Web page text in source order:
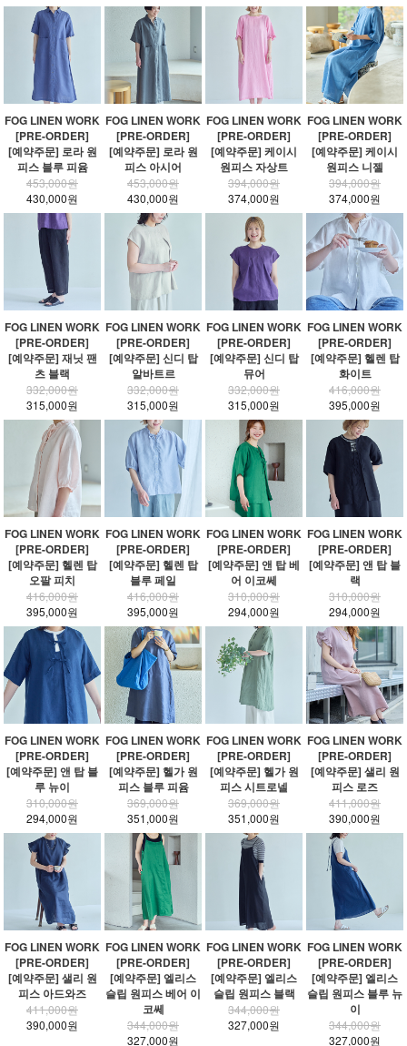
FOG LINEN WORK
[PRE-ORDER]
[예약주문] 로라 원
피스 블루 피윰
453,000원
430,000원
FOG LINEN WORK
[PRE-ORDER]
[예약주문] 로라 원
피스 아시어
453,000원
430,000원
FOG LINEN WORK
[PRE-ORDER]
[예약주문] 케이시
원피스 자상트
394,000원
374,000원
FOG LINEN WORK
[PRE-ORDER]
[예약주문] 케이시
원피스 니젤
394,000원
374,000원
FOG LINEN WORK
[PRE-ORDER]
[예약주문] 재닛 팬
츠 블랙
332,000원
315,000원
FOG LINEN WORK
[PRE-ORDER]
[예약주문] 신디 탑
알바트르
332,000원
315,000원
FOG LINEN WORK
[PRE-ORDER]
[예약주문] 신디 탑
뮤어
332,000원
315,000원
FOG LINEN WORK
[PRE-ORDER]
[예약주문] 헬렌 탑
화이트
416,000원
395,000원
FOG LINEN WORK
[PRE-ORDER]
[예약주문] 헬렌 탑
오팔 피치
416,000원
395,000원
FOG LINEN WORK
[PRE-ORDER]
[예약주문] 헬렌 탑
블루 페일
416,000원
395,000원
FOG LINEN WORK
[PRE-ORDER]
[예약주문] 앤 탑 베
어 이코쎄
310,000원
294,000원
FOG LINEN WORK
[PRE-ORDER]
[예약주문] 앤 탑 블
랙
310,000원
294,000원
FOG LINEN WORK
[PRE-ORDER]
[예약주문] 앤 탑 블
루 뉴이
310,000원
294,000원
FOG LINEN WORK
[PRE-ORDER]
[예약주문] 헬가 원
피스 블루 피윰
369,000원
351,000원
FOG LINEN WORK
[PRE-ORDER]
[예약주문] 헬가 원
피스 시트로넬
369,000원
351,000원
FOG LINEN WORK
[PRE-ORDER]
[예약주문] 샐리 원
피스 로즈
411,000원
390,000원
FOG LINEN WORK
[PRE-ORDER]
[예약주문] 샐리 원
피스 아드와즈
411,000원
390,000원
FOG LINEN WORK
[PRE-ORDER]
[예약주문] 엘리스
슬립 원피스 베어 이
코쎄
344,000원
327,000원
FOG LINEN WORK
[PRE-ORDER]
[예약주문] 엘리스
슬립 원피스 블랙
344,000원
327,000원
FOG LINEN WORK
[PRE-ORDER]
[예약주문] 엘리스
슬립 원피스 블루 뉴
이
344,000원
327,000원